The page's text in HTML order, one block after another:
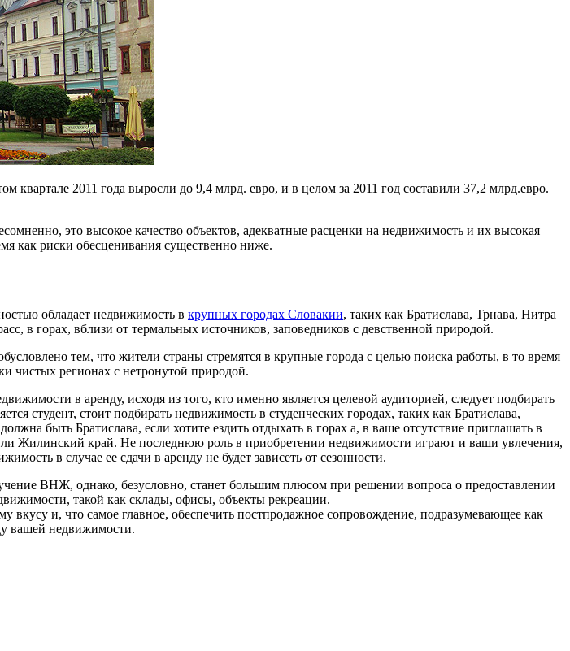
2011 года выросли до 9,4 млрд. евро, и в целом за 2011 год составили 37,2 млрд.евро.
это высокое качество объектов, адекватные расценки на недвижимость и их высокая
как риски обесценивания существенно ниже.
обладает недвижимость в крупных городах Словакии, таких как Братислава, Трнава, Нитра
в горах, вблизи от термальных источников, заповедников с девственной природой.
тем, что жители страны стремятся в крупные города с целью поиска работы, в то время
чистых регионах с нетронутой природой.
в аренду, исходя из того, кто именно является целевой аудиторией, следует подбирать
студент, стоит подбирать недвижимость в студенческих городах, таких как Братислава,
быть Братислава, если хотите ездить отдыхать в горах а, в ваше отсутствие приглашать в
Жилинский край. Не последнюю роль в приобретении недвижимости играют и ваши увлечения,
в случае ее сдачи в аренду не будет зависеть от сезонности.
ВНЖ, однако, безусловно, станет большим плюсом при решении вопроса о предоставлении
такой как склады, офисы, объекты рекреации.
и, что самое главное, обеспечить постпродажное сопровождение, подразумевающее как
вашей недвижимости.